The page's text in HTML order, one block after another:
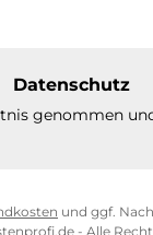
Datenschutz
genommen
und ggf.
- Alle